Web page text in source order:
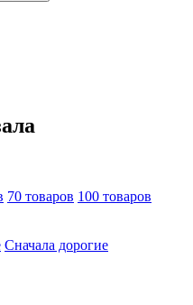
70 товаров 100 товаров
Сначала дорогие